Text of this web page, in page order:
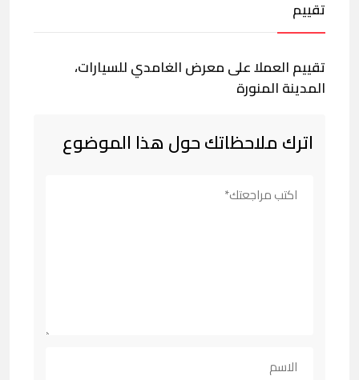
تقييم
تقييم العملا على معرض الغامدي للسيارات،
المدينة المنورة
اترك ملاحظاتك حول هذا الموضوع